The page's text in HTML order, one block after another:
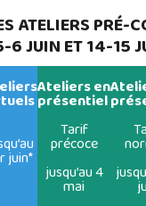
ATELIERS PRÉ-
6 JUIN ET 14-15
juin*
Ateliers en
présentiel
Tarif
précoce
jusqu’au 4
mai